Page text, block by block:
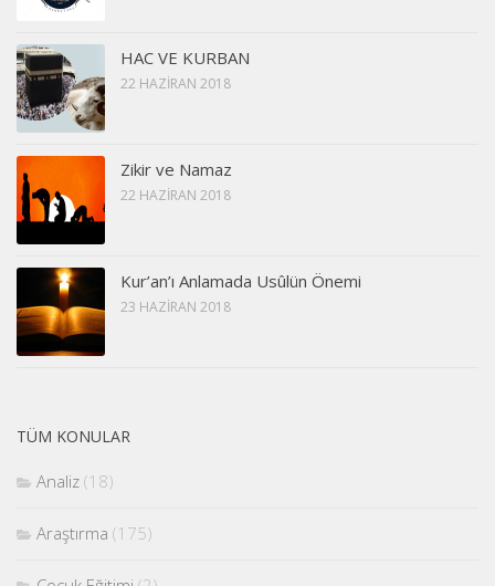
HAC VE KURBAN
22 HAZIRAN 2018
Zikir ve Namaz
22 HAZIRAN 2018
Kur’an’ı Anlamada Usûlün Önemi
23 HAZIRAN 2018
TÜM KONULAR
Analiz (18)
Araştırma (175)